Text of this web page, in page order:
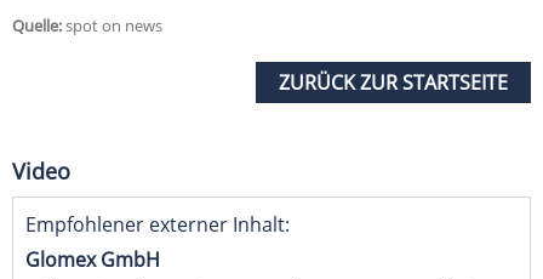
Quelle:spot on news
ZURÜCK ZUR STARTSEITE
Video
Empfohlener externer Inhalt:
Glomex GmbH